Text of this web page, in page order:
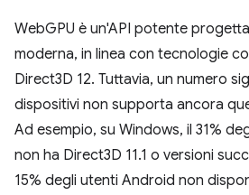
WebGPU è un'API potente
moderna, in linea con tecnologie
Direct3D 12. Tuttavia, un numero
dispositivi non supporta ancora
Ad esempio, su Windows, il 31%
non ha Direct3D 11.1 o versioni
15% degli utenti Android non